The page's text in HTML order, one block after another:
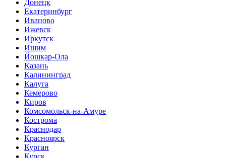
Донецк
Екатеринбург
Иваново
Ижевск
Иркутск
Ишим
Йошкар-Ола
Казань
Калининград
Калуга
Кемерово
Киров
Комсомольск-на-Амуре
Кострома
Краснодар
Красноярск
Курган
Курск